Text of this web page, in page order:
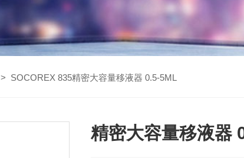
> SOCOREX 835精密大容量移液器 0.5-5ML
精密大容量移液器